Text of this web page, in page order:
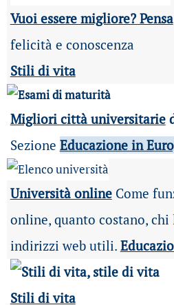
Vuoi essere migliore? Pensa
felicità e conoscenza
Stili di vita
Migliori città universitarie
Sezione Educazione in
Università online Come
online, quanto costano,
indirizzi web utili.
Stili di vita